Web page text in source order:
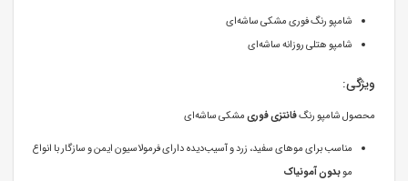
شامپو رنگ فوری مشکی ساشه‌ای
شامپو هتلی روزانه ساشه‌ای
ویژگی‌:
محصول شامپو رنگفانتزی فوریمشکی ساشه‌ای
مناسب برای موهای سفید، زرد و آسیب‌دیده دارای فرمولاسیون ایمن و سازگار با انواع
موبدون آمونیاک